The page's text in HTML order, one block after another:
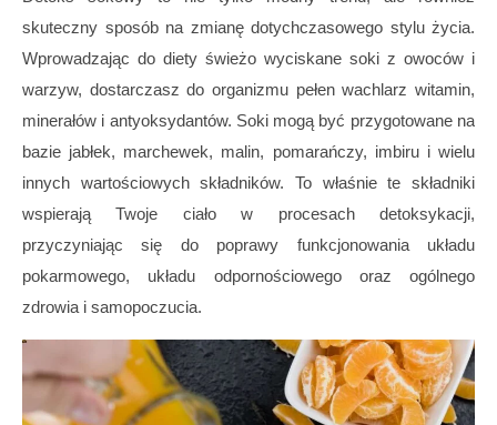
skuteczny sposób na zmianę dotychczasowego stylu życia.
Wprowadzając do diety świeżo wyciskane soki z owoców i
warzyw, dostarczasz do organizmu pełen wachlarz witamin,
minerałów i antyoksydantów. Soki mogą być przygotowane na
bazie jabłek, marchewek, malin, pomarańczy, imbiru i wielu
innych wartościowych składników. To właśnie te składniki
wspierają Twoje ciało w procesach detoksykacji,
przyczyniając się do poprawy funkcjonowania układu
pokarmowego, układu odpornościowego oraz ogólnego
zdrowia i samopoczucia.